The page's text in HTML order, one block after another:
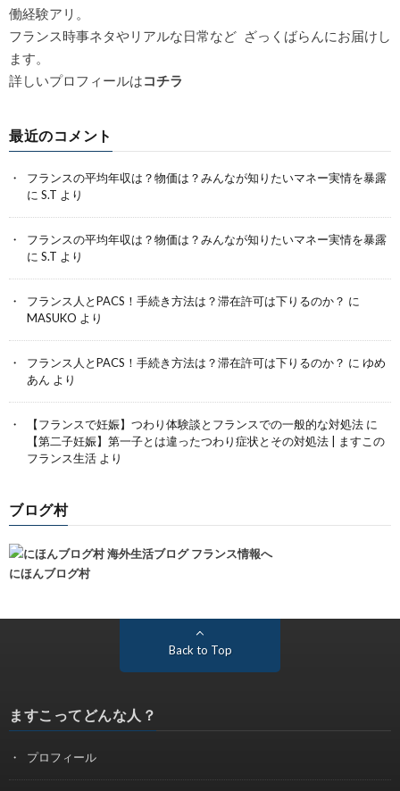
働経験アリ。
フランス時事ネタやリアルな日常など ざっくばらんにお届けし
ます。
詳しいプロフィールはコチラ
最近のコメント
フランスの平均年収は？物価は？みんなが知りたいマネー実情を暴露
に S.T より
フランスの平均年収は？物価は？みんなが知りたいマネー実情を暴露
に S.T より
フランス人とPACS！手続き方法は？滞在許可は下りるのか？ に
MASUKO より
フランス人とPACS！手続き方法は？滞在許可は下りるのか？ に ゆめ
あん より
【フランスで妊娠】つわり体験談とフランスでの一般的な対処法 に
【第二子妊娠】第一子とは違ったつわり症状とその対処法 | ますこの
フランス生活 より
ブログ村
にほんブログ村
Back to Top
ますこってどんな人？
プロフィール